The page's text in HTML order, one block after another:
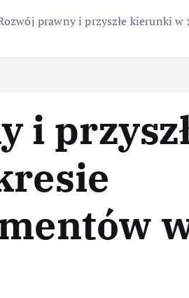
prawny i przyszłe kierunki
i